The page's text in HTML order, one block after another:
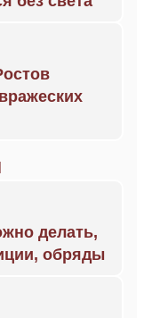
делать,
обряды